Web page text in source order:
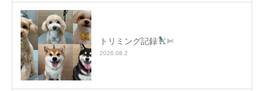
トリミング記録 ✄
2026.08.2